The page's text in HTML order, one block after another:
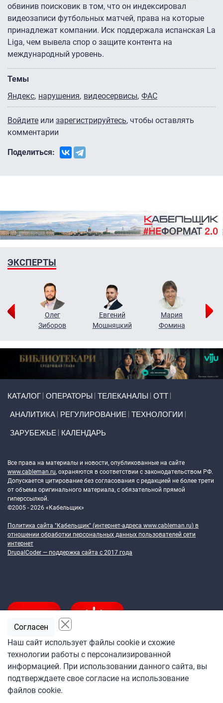
обвинив поисковик в том, что он индексировал
видеозаписи футбольных матчей, права на которые
принадлежат компании. Иск поддержала испанская La
Liga, чем вывела спор о защите контента на
международный уровень.
Темы
Яндекс нарушения видеосервисы ФАС
Войдите или зарегистрируйтесь, чтобы оставлять
комментарии
Поделиться:
ЭКСПЕРТЫ
Олег
Зиборов
Евгений
Мошняцкий
Мария
Фомина
КАТАЛОГ ОПЕРАТОРЫ ТЕЛЕКАНАЛЫ ОТТ
АНАЛИТИКА РЕГУЛИРОВАНИЕ ТЕХНОЛОГИИ
ЗАРУБЕЖЬЕ КАЛЕНДАРЬ
Все права на материалы и новости, опубликованные на сайте
www.cableman.ru, охраняются в соответствии с законодательством РФ.
Допускается цитирование без согласования с редакцией не более трети
от объема оригинального материала, с обязательной прямой
гиперссылкой.
©2005 - 2026 «Кабельщик»
Политика сайта "Кабельщик" (интернет-адреса www.cableman.ru) в
отношении обработки персональных данных пользователей сети
интернет
DrupalCoder — поддержка сайта c 2017 года
Подпишитесь
на ежедневную рассылку
«Кабельщика»
Наш сайт использует файлы cookie и схожие
технологии работы с персонализированной
информацией. При использовании данного сайта, вы
подтверждаете свое согласие на использование
файлов cookie.
Согласен